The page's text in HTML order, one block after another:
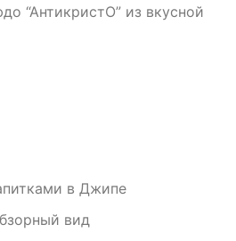
“АнтикристО” из вкусной
в Джипе
вид